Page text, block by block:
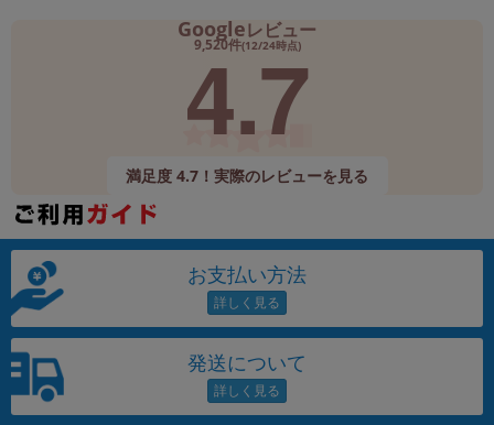
Googleレビュー
9,520件(12/24時点)
4.7
満足度 4.7！実際のレビューを見る
お支払い方法
発送について